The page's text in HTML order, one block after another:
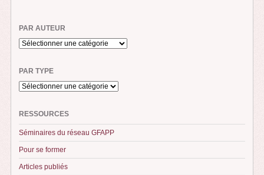
PAR AUTEUR
PAR TYPE
RESSOURCES
Séminaires du réseau GFAPP
Pour se former
Articles publiés